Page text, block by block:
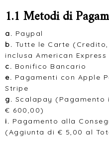
1.1 Metodi di
a. Paypal
b. Tutte le Carte
inclusa American Express
c. Bonifico Bancario
e. Pagamenti con Apple
Stripe
g. Scalapay (Pagamento
€ 600,00)
i. Pagamento alla
(Aggiunta di € 5,00 al